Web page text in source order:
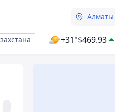
Алматы
+31°$469.93